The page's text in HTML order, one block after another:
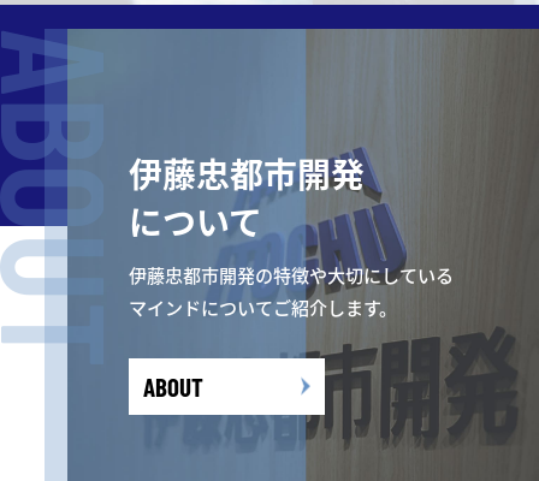
伊藤忠都市開発
について
伊藤忠都市開発の特徴や大切にしている
マインドについてご紹介します。
ABOUT